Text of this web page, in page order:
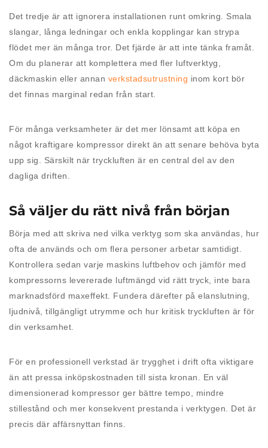
Det tredje är att ignorera installationen runt omkring. Smala
slangar, långa ledningar och enkla kopplingar kan strypa
flödet mer än många tror. Det fjärde är att inte tänka framåt.
Om du planerar att komplettera med fler luftverktyg,
däckmaskin eller annan verkstadsutrustning inom kort bör
det finnas marginal redan från start.
För många verksamheter är det mer lönsamt att köpa en
något kraftigare kompressor direkt än att senare behöva byta
upp sig. Särskilt när tryckluften är en central del av den
dagliga driften.
Så väljer du rätt nivå från början
Börja med att skriva ned vilka verktyg som ska användas, hur
ofta de används och om flera personer arbetar samtidigt.
Kontrollera sedan varje maskins luftbehov och jämför med
kompressorns levererade luftmängd vid rätt tryck, inte bara
marknadsförd maxeffekt. Fundera därefter på elanslutning,
ljudnivå, tillgängligt utrymme och hur kritisk tryckluften är för
din verksamhet.
För en professionell verkstad är trygghet i drift ofta viktigare
än att pressa inköpskostnaden till sista kronan. En väl
dimensionerad kompressor ger bättre tempo, mindre
stillestånd och mer konsekvent prestanda i verktygen. Det är
precis där affärsnyttan finns.